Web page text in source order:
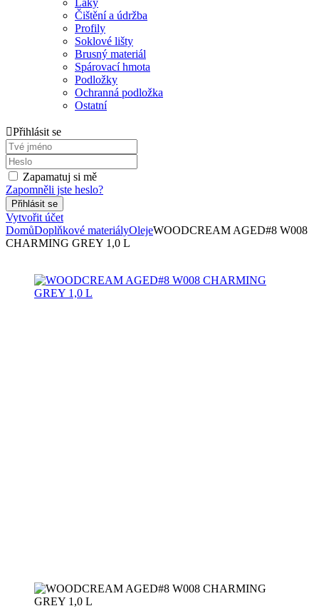
Laky
Čištění a údržba
Profily
Soklové lišty
Brusný materiál
Spárovací hmota
Podložky
Ochranná podložka
Ostatní
Přihlásit se
Zapamatuj si mě
Zapomněli jste heslo?
Vytvořit účet
DomůDoplňkové materiályOlejeWOODCREAM AGED#8 W008
CHARMING GREY 1,0 L